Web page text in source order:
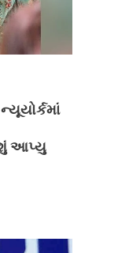
શું આપ્યુ